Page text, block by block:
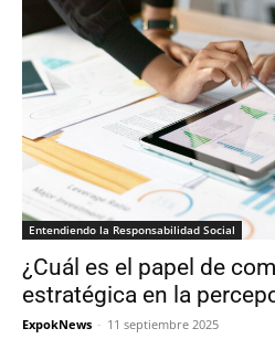
Entendiendo la Responsabilidad Social
¿Cuál es el papel de
estratégica en la
ExpokNews - 11 septiembre 2025